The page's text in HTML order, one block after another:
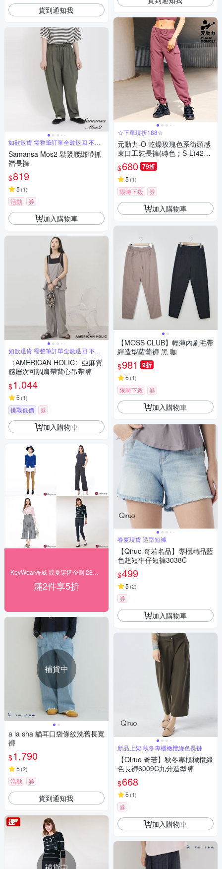
貨到通知我
如欲退貨 需整筆訂單全數退回 不能
單退
Samansa Mos2 鬆緊腰綁帶抓
褶長褲
$819
5 (1)
活動 券
加入購物車
如欲退貨 需整筆訂單全數退回 不能
單退
〈AMERICAN HOLIC〉亞麻質
感層次可調肩帶背心吊帶褲
$1,044
5 (1)
挑戰低價 券
加入購物車
滿2件享5折
補貨中
a la sha 貓耳口袋條紋洗舊長寬
褲
$1,790
5 (2)
活動 券
貨到通知我
☆下單現折188☆
元動力-O 乾燥玫瑰色系街頭感
束口工裝長褲(磚色；S-L)4233
326804
$680 79折
5 (1)
限時下殺 券
加入購物車
【MOSS CLUB】輕薄內刷毛帶
絆造型蘿蔔褲 黑 咖
$981 9折
5 (1)
限時下殺 券
加入購物車
春夏現貨 造型短褲
【Qiruo 奇若名品】專櫃精品藍
色超短牛仔短褲3038C
$499
5 (2)
券
加入購物車
新品上架 秋冬專櫃橄欖綠色長褲
【Qiruo 奇若】秋冬專櫃橄欖綠
色長褲6009C九分造型褲
$668
5 (1)
券
加入購物車